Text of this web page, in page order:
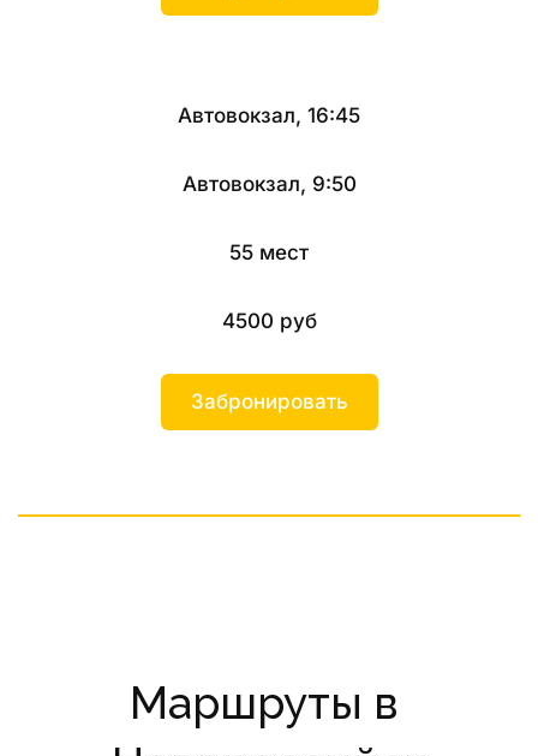
Автовокзал, 16:45
Автовокзал, 9:50
55 мест
4500 руб
Забронировать
Маршруты в